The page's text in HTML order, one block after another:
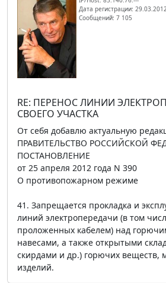
Дата регистрации:
Сообщений: 7 105
RE: ПЕРЕНОС ЛИНИИ
СВОЕГО УЧАСТКА
От себя добавлю актуальную
ПРАВИТЕЛЬСТВО РОССИЙСКОЙ
ПОСТАНОВЛЕНИЕ
от 25 апреля 2012 года N 390
О противопожарном режиме
41. Запрещается прокладка и
линий электропередачи (в том
проложенных кабелем) над
навесами, а также открытыми
скирдами и др.) горючих веществ,
изделий.